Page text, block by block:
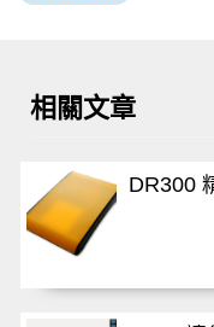
相關文章
DR300